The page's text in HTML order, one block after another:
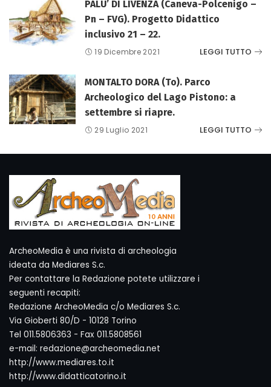
PALU’ DI LIVENZA (Caneva-Polcenigo –
Pn – FVG). Progetto Didattico
inclusivo 21 – 22.
19 Dicembre 2021 LEGGI TUTTO
MONTALTO DORA (To). Parco
Archeologico del Lago Pistono: a
settembre si riapre.
29 Luglio 2021 LEGGI TUTTO
ArcheoMedia è una rivista di archeologia
ideata da Mediares S.c.
Per contattare la Redazione potete utilizzare i
seguenti recapiti:
Redazione ArcheoMedia c/o Mediares S.c.
Via Gioberti 80/D - 10128 Torino
Tel 011.5806363 - Fax 011.5808561
e-mail: redazione@archeomedia.net
http://www.mediares.to.it
http://www.didatticatorino.it